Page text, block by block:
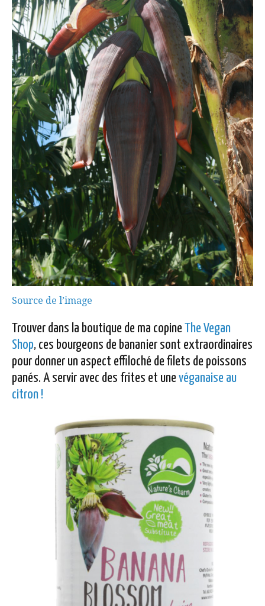
Source de l’image
Trouver dans la boutique de ma copine The Vegan
Shop, ces bourgeons de bananier sont extraordinaires
pour donner un aspect effiloché de filets de poissons
panés. A servir avec des frites et une véganaise au
citron !